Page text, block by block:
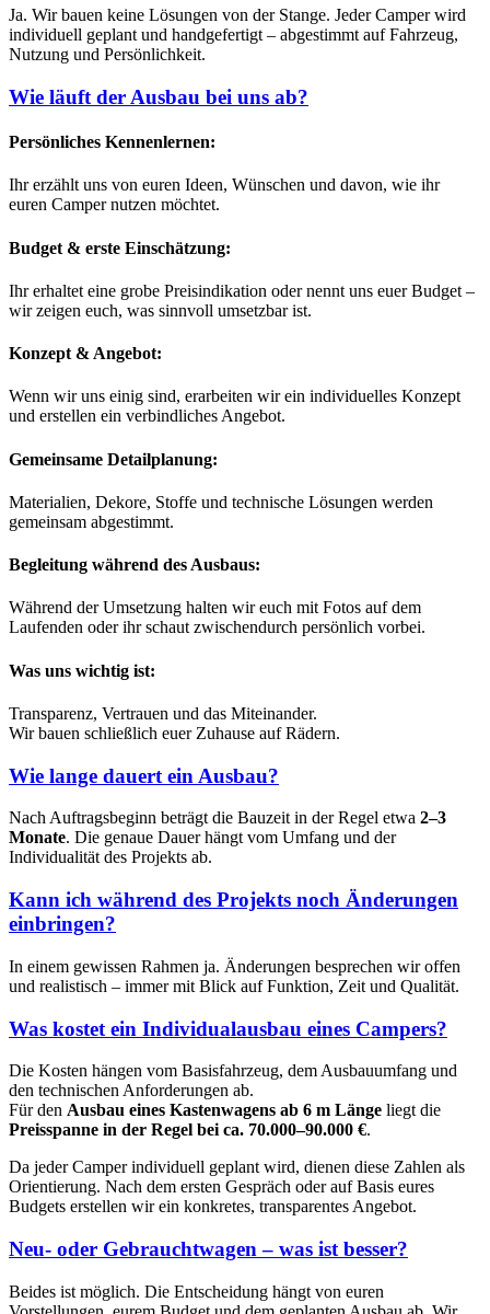
Ja. Wir bauen keine Lösungen von der Stange. Jeder Camper wird
individuell geplant und handgefertigt – abgestimmt auf Fahrzeug,
Nutzung und Persönlichkeit.
Wie läuft der Ausbau bei uns ab?
Persönliches Kennenlernen:
Ihr erzählt uns von euren Ideen, Wünschen und davon, wie ihr
euren Camper nutzen möchtet.
Budget & erste Einschätzung:
Ihr erhaltet eine grobe Preisindikation oder nennt uns euer Budget –
wir zeigen euch, was sinnvoll umsetzbar ist.
Konzept & Angebot:
Wenn wir uns einig sind, erarbeiten wir ein individuelles Konzept
und erstellen ein verbindliches Angebot.
Gemeinsame Detailplanung:
Materialien, Dekore, Stoffe und technische Lösungen werden
gemeinsam abgestimmt.
Begleitung während des Ausbaus:
Während der Umsetzung halten wir euch mit Fotos auf dem
Laufenden oder ihr schaut zwischendurch persönlich vorbei.
Was uns wichtig ist:
Transparenz, Vertrauen und das Miteinander.
Wir bauen schließlich euer Zuhause auf Rädern.
Wie lange dauert ein Ausbau?
Nach Auftragsbeginn beträgt die Bauzeit in der Regel etwa 2–3
Monate. Die genaue Dauer hängt vom Umfang und der
Individualität des Projekts ab.
Kann ich während des Projekts noch Änderungen
einbringen?
In einem gewissen Rahmen ja. Änderungen besprechen wir offen
und realistisch – immer mit Blick auf Funktion, Zeit und Qualität.
Was kostet ein Individualausbau eines Campers?
Die Kosten hängen vom Basisfahrzeug, dem Ausbauumfang und
den technischen Anforderungen ab.
Für den Ausbau eines Kastenwagens ab 6 m Länge liegt die
Preisspanne in der Regel bei ca. 70.000–90.000 €.
Da jeder Camper individuell geplant wird, dienen diese Zahlen als
Orientierung. Nach dem ersten Gespräch oder auf Basis eures
Budgets erstellen wir ein konkretes, transparentes Angebot.
Neu- oder Gebrauchtwagen – was ist besser?
Beides ist möglich. Die Entscheidung hängt von euren